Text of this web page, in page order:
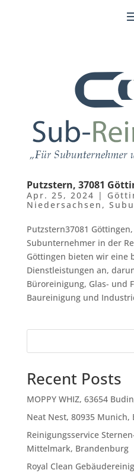
Putzstern, 37081
Apr. 25, 2024 |
Niedersachsen ,
Putzstern37081
Subunternehmer in der
Göttingen bieten wir eine
Dienstleistungen an,
Büroreinigung, Glas- und
Baureinigung und
Recent Posts
MOPPY WHIZ, 63654
Neat Nest, 80935 Munich,
Reinigungsservice
Mittelmark, Brandenburg
Royal Clean